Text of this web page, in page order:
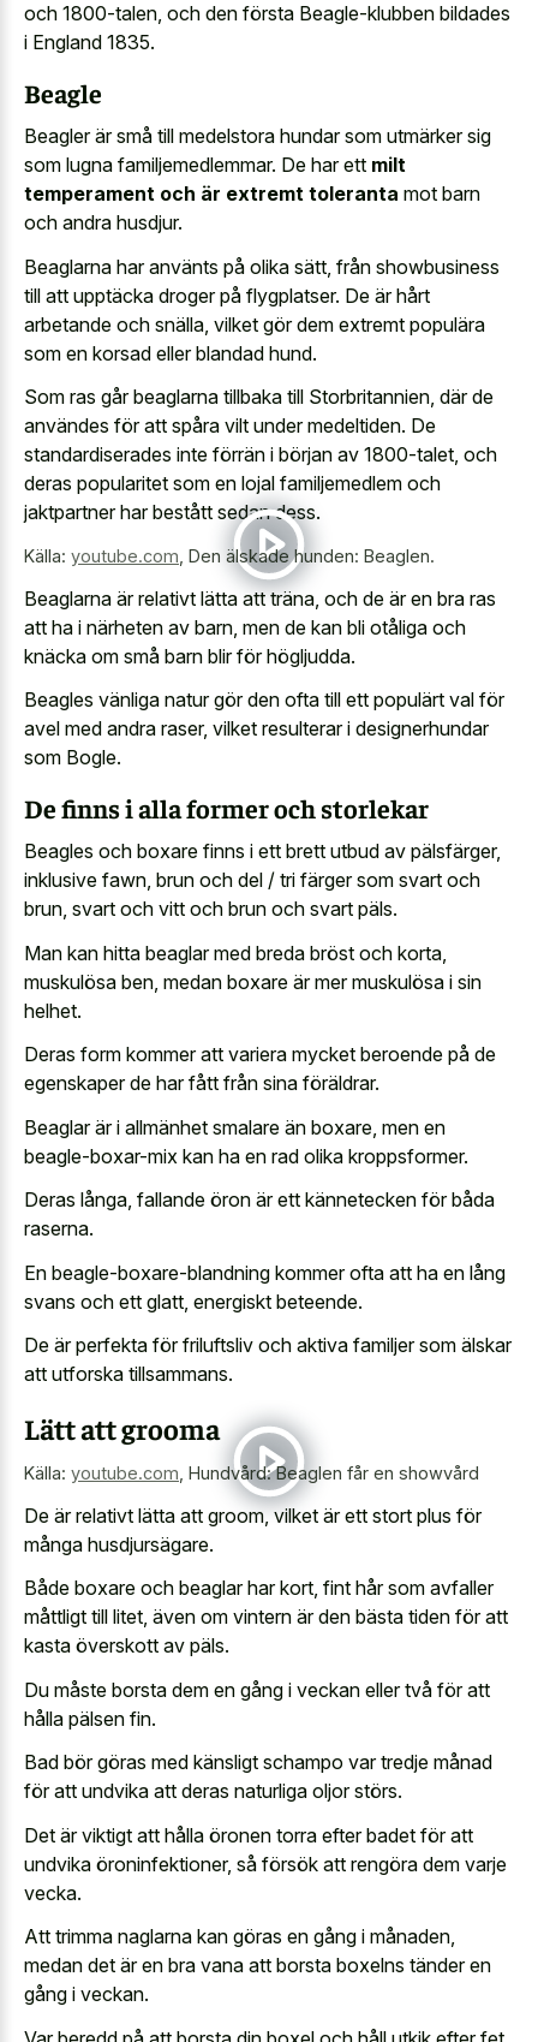
och 1800-talen, och den första Beagle-klubben bildades
i England 1835.
Beagle
Beagler är små till medelstora hundar som utmärker sig
som lugna familjemedlemmar. De har ett milt
temperament och är extremt toleranta mot barn
och andra husdjur.
Beaglarna har använts på olika sätt, från showbusiness
till att upptäcka droger på flygplatser. De är hårt
arbetande och snälla, vilket gör dem extremt populära
som en korsad eller blandad hund.
Som ras går beaglarna tillbaka till Storbritannien, där de
användes för att spåra vilt under medeltiden. De
standardiserades inte förrän i början av 1800-talet, och
deras popularitet som en lojal familjemedlem och
jaktpartner har bestått sedan dess.
Källa: youtube.com Den älskade hunden: Beaglen.
Beaglarna är relativt lätta att träna, och de är en bra ras
att ha i närheten av barn, men de kan bli otåliga och
knäcka om små barn blir för högljudda.
Beagles vänliga natur gör den ofta till ett populärt val för
avel med andra raser, vilket resulterar i designerhundar
som Bogle.
De finns i alla former och storlekar
Beagles och boxare finns i ett brett utbud av pälsfärger,
inklusive fawn, brun och del / tri färger som svart och
brun, svart och vitt och brun och svart päls.
Man kan hitta beaglar med breda bröst och korta,
muskulösa ben, medan boxare är mer muskulösa i sin
helhet.
Deras form kommer att variera mycket beroende på de
egenskaper de har fått från sina föräldrar.
Beaglar är i allmänhet smalare än boxare, men en
beagle-boxar-mix kan ha en rad olika kroppsformer.
Deras långa, fallande öron är ett kännetecken för båda
raserna.
En beagle-boxare-blandning kommer ofta att ha en lång
svans och ett glatt, energiskt beteende.
De är perfekta för friluftsliv och aktiva familjer som älskar
att utforska tillsammans.
Lätt att grooma
Källa: youtube.com Hundvård: Beaglen får en showvård
De är relativt lätta att groom, vilket är ett stort plus för
många husdjursägare.
Både boxare och beaglar har kort, fint hår som avfaller
måttligt till litet, även om vintern är den bästa tiden för att
kasta överskott av päls.
Du måste borsta dem en gång i veckan eller två för att
hålla pälsen fin.
Bad bör göras med känsligt schampo var tredje månad
för att undvika att deras naturliga oljor störs.
Det är viktigt att hålla öronen torra efter badet för att
undvika öroninfektioner, så försök att rengöra dem varje
vecka.
Att trimma naglarna kan göras en gång i månaden,
medan det är en bra vana att borsta boxelns tänder en
gång i veckan.